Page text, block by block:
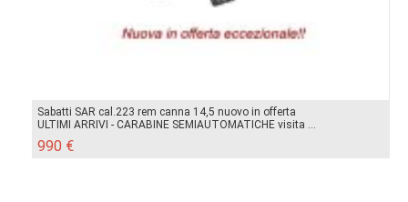
Sabatti SAR cal.223 rem canna 14,5 nuovo in offerta
ULTIMI ARRIVI - CARABINE SEMIAUTOMATICHE visita ...
990 €